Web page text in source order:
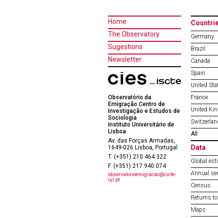
Home
The Observatory
Sugestions
Newsletter
Observatório da
Emigração Centro de
Investigação e Estudos de
Sociologia
Instituto Universitário de
Lisboa
Av. das Forças Armadas,
1649-026 Lisboa, Portugal
T. (+351) 210 464 322
F. (+351) 217 940 074
observatorioemigracao@iscte-
iul.pt
Germany
Brazil
Canada
Spain
United
France
United
All
Data
Global
Annual
Census
Returns
Maps